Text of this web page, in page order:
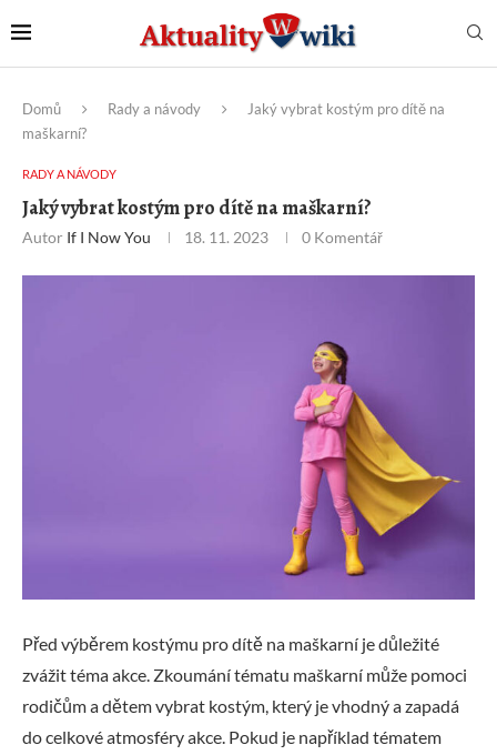
Domů Rady a návody
Jaký vybrat kostým pro dítě na
maškarní?
RADY A NÁVODY
Jaký vybrat kostým pro dítě na maškarní?
Autor If I Now You 18. 11. 2023 0 Komentář
Před výběrem kostýmu pro dítě na maškarní je důležité
zvážit téma akce. Zkoumání tématu maškarní může pomoci
rodičům a dětem vybrat kostým, který je vhodný a zapadá
do celkové atmosféry akce. Pokud je například tématem